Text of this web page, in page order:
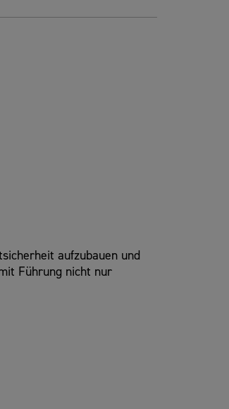
aufzubauen und
Führung nicht nur